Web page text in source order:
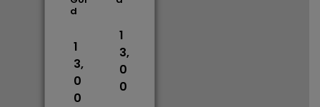
d
1
3,
0
0
1
3,
0
0